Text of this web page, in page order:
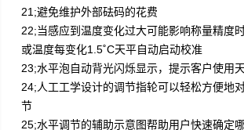
21;避免维护外部砝码的花费
22;当感应到温度变化过大可能影响称量精度
或温度每变化1.5˚C天平自动启动校准
23;水平泡自动背光闪烁显示，提示客户使用
24;人工工学设计的调节指轮可以轻松方便地
节
25;水平调节的辅助示意图帮助用户快速确定